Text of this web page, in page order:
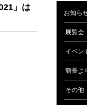
」は
お知ら
展覧会
イベン
館長よ
その他